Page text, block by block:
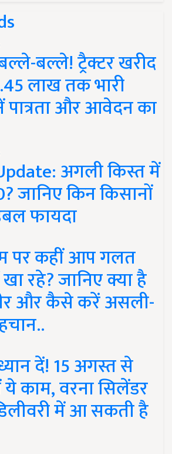
बल्ले! ट्रैक्टर खरीद
लाख तक भारी
पात्रता और आवेदन का
अगली किस्त में
जानिए किन किसानों
फायदा
पर कहीं आप गलत
रहे? जानिए क्या है
और कैसे करें असली-
दें! 15 अगस्त से
काम, वरना सिलेंडर
में आ सकती है